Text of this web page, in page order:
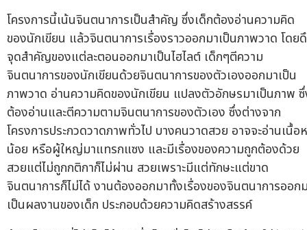
โครงการนี้เน้นจินตนาการเป็นสำคัญ ซึ่งเด็กต้องอ่านความคิด
ของนักเขียน แล้วจินตนาการเรื่องราวออกมาเป็นภาพวาด โดย
จุดสำคัญของแต่ละตอนออกมาเป็นไฮไลต์ เด็กๆตีความ
จินตนาการของนักเขียนด้วยจินตนาการของตัวเองออกมาเป็น
ภาพวาด อ่านความคิดของนักเขียน แปลงตัวอักษรมาเป็นภาพ
ต้องอ่านและตีความตามจินตนาการของตัวเอง ซึ่งต่างจาก
โครงการประกวดวาดภาพทั่วไป บางคนวาดสวย อาจจะอ่านเนื้อ
น้อย หรือผู้ใหญ่มาแทรกแซง และมีเรื่องของความถูกต้องด้วย
สวยแต่ไม่ถูกกติกาก็ไม่ผ่าน สวยเพราะมีแต่ทักษะแต่ขาด
จินตนาการก็ไม่ได้ งานต้องออกมาทั้งเรื่องของจินตนาการออก
เป็นผลงานของเด็ก ประกอบด้วยความคิดสร้างสรรค์